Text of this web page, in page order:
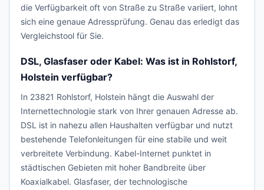
die Verfügbarkeit oft von Straße zu Straße variiert, lohnt
sich eine genaue Adressprüfung. Genau das erledigt das
Vergleichstool für Sie.
DSL, Glasfaser oder Kabel: Was ist in Rohlstorf,
Holstein verfügbar?
In 23821 Rohlstorf, Holstein hängt die Auswahl der
Internettechnologie stark von Ihrer genauen Adresse ab.
DSL ist in nahezu allen Haushalten verfügbar und nutzt
bestehende Telefonleitungen für eine stabile und weit
verbreitete Verbindung. Kabel-Internet punktet in
städtischen Gebieten mit hoher Bandbreite über
Koaxialkabel. Glasfaser, der technologische